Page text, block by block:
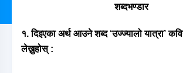
शब्दभण्डार
१. दिइएका अर्थ आउने शब्द ‘उज्ज्यालो यात्रा’
लेख्नुहोस् :